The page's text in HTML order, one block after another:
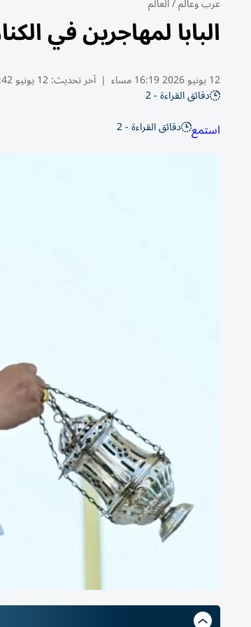
البابا لمهاجرين في
12 يونيو 2026 16:19 مساء | آخر تحديث:12 يونيو 17:42 2026
دقائق القراءة - 2
استمع دقائق القراءة - 2